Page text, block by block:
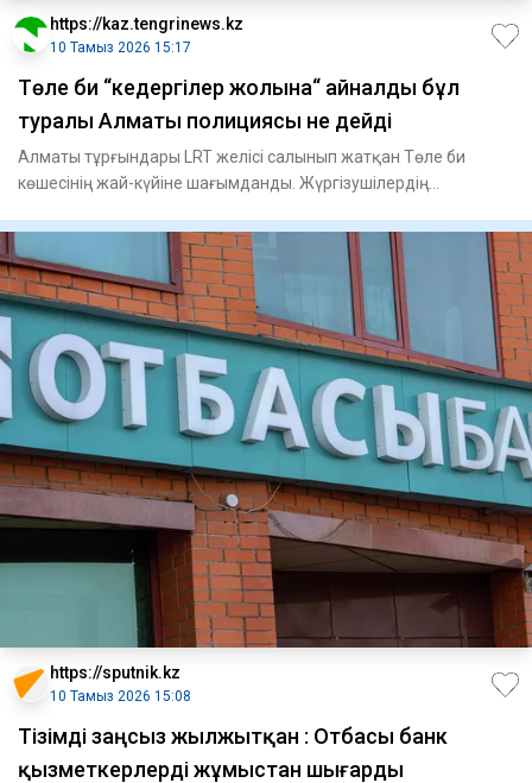
https://kaz.tengrinews.kz
10 Тамыз 2026 15:17
Төле би “кедергілер жолына“ айналды бұл
туралы Алматы полициясы не дейді
Алматы тұрғындары LRT желісі салынып жатқан Төле би
көшесінің жай-күйіне шағымданды. Жүргізушілердің
https://sputnik.kz
10 Тамыз 2026 15:08
Тізімді заңсыз жылжытқан : Отбасы банк
қызметкерлерді жұмыстан шығарды